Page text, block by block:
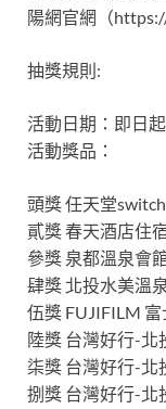
陽網官網（
抽獎規則:
活動日期：即日
活動獎品：
頭獎 任天堂
貳獎 春天酒店住
參獎 泉都溫泉會
肆獎 北投水美溫
伍獎 FUJIFILM
陸獎 台灣好行-北
柒獎 台灣好行-北
捌獎 台灣好行-北